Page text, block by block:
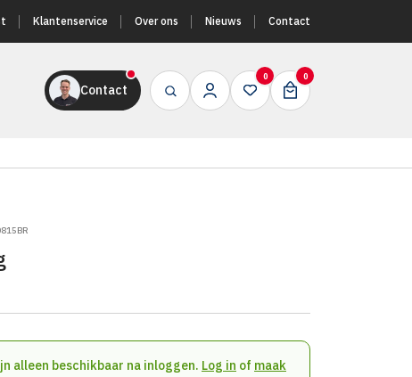
Klantenservice Over ons Nieuws Contact
Contact
0 0
alleen beschikbaar na inloggen. Log in of maak